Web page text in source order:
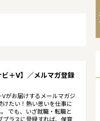
＋V】／メルマガ登録
がお届けするメールマガジ
けたい！熱い思いを仕事に
でも、いざ就職・転職と
プラスに登録すれば、保育